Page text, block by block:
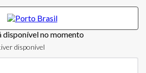
disponível no momento
disponível